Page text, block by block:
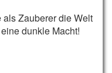
Zauberer die Welt
dunkle Macht!